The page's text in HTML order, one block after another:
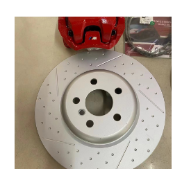
MP 4 Поршневые
тормозные суппорты
для F30 F22 F31 F32 F34